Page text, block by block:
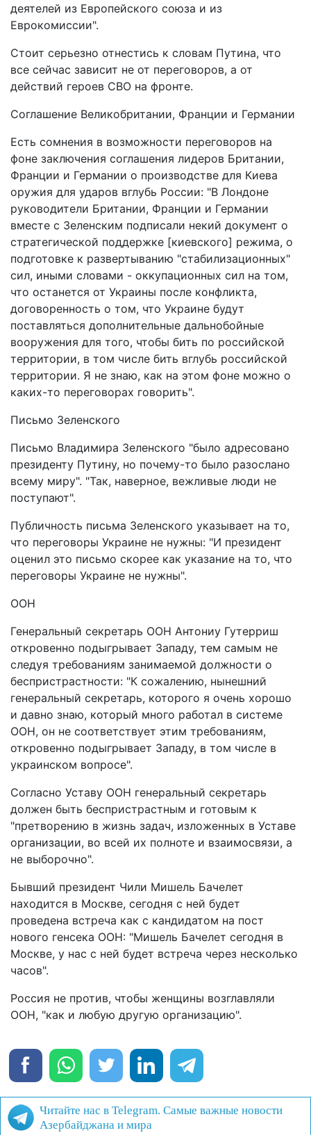
деятелей из Европейского союза и из
Еврокомиссии".
Стоит серьезно отнестись к словам Путина, что
все сейчас зависит не от переговоров, а от
действий героев СВО на фронте.
Соглашение Великобритании, Франции и Германии
Есть сомнения в возможности переговоров на
фоне заключения соглашения лидеров Британии,
Франции и Германии о производстве для Киева
оружия для ударов вглубь России: "В Лондоне
руководители Британии, Франции и Германии
вместе с Зеленским подписали некий документ о
стратегической поддержке [киевского] режима, о
подготовке к развертыванию "стабилизационных"
сил, иными словами - оккупационных сил на том,
что останется от Украины после конфликта,
договоренность о том, что Украине будут
поставляться дополнительные дальнобойные
вооружения для того, чтобы бить по российской
территории, в том числе бить вглубь российской
территории. Я не знаю, как на этом фоне можно о
каких-то переговорах говорить".
Письмо Зеленского
Письмо Владимира Зеленского "было адресовано
президенту Путину, но почему-то было разослано
всему миру". "Так, наверное, вежливые люди не
поступают".
Публичность письма Зеленского указывает на то,
что переговоры Украине не нужны: "И президент
оценил это письмо скорее как указание на то, что
переговоры Украине не нужны".
ООН
Генеральный секретарь ООН Антониу Гутерриш
откровенно подыгрывает Западу, тем самым не
следуя требованиям занимаемой должности о
беспристрастности: "К сожалению, нынешний
генеральный секретарь, которого я очень хорошо
и давно знаю, который много работал в системе
ООН, он не соответствует этим требованиям,
откровенно подыгрывает Западу, в том числе в
украинском вопросе".
Согласно Уставу ООН генеральный секретарь
должен быть беспристрастным и готовым к
"претворению в жизнь задач, изложенных в Уставе
организации, во всей их полноте и взаимосвязи, а
не выборочно".
Бывший президент Чили Мишель Бачелет
находится в Москве, сегодня с ней будет
проведена встреча как с кандидатом на пост
нового генсека ООН: "Мишель Бачелет сегодня в
Москве, у нас с ней будет встреча через несколько
часов".
Россия не против, чтобы женщины возглавляли
ООН, "как и любую другую организацию".
Читайте нас в Telegram. Самые важные новости
Азербайджана и мира